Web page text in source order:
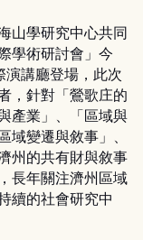
山學研究中心共同
學術研討會」今
演講廳登場，此次
，針對「鶯歌庄的
產業」、「區域與
域變遷與敘事」、
州的共有財與敘事
長年關注濟州區域
續的社會研究中